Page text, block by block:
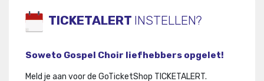
TICKETALERT INSTELLEN?
Soweto Gospel Choir liefhebbers opgelet!
Meld je aan voor de GoTicketShop TICKETALERT.